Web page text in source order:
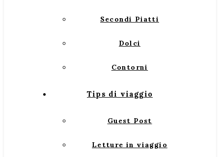
Secondi Piatti
Dolci
Contorni
Tips di viaggio
Guest Post
Letture in viaggio